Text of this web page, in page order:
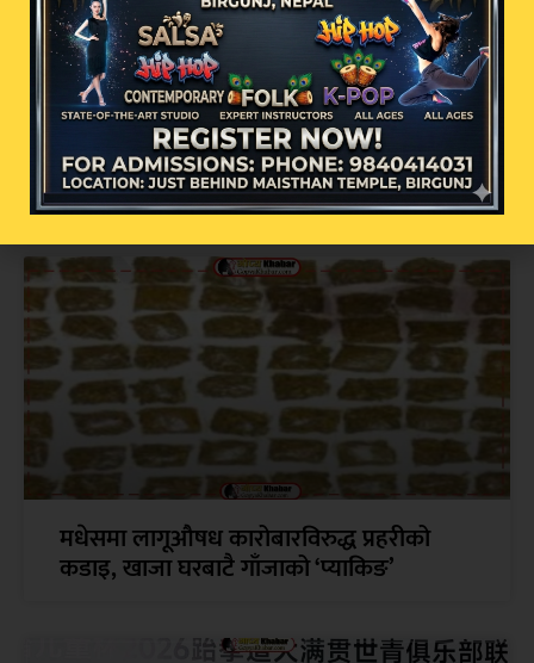
मधेश प्रदेश सरकारको प्रशासनिक सुधार
अभियान: १२ बाट ९ मन्त्रालय बनाउने तयारी, अर्थ
मन्त्रालयको ३२ प्रतिशत दरबन्दी कटौती
मधेसमा लागूऔषध कारोबारविरुद्ध प्रहरीको
कडाइ, खाजा घरबाटै गाँजाको ‘प्याकिङ’